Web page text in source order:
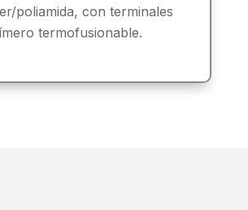
poliamida, con terminales
termofusionable.